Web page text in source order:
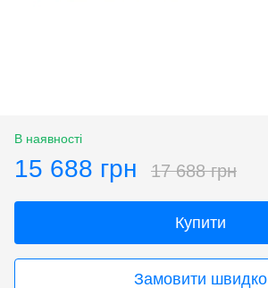
В наявності
15 688 грн 17 688 грн
Купити
Замовити швидко